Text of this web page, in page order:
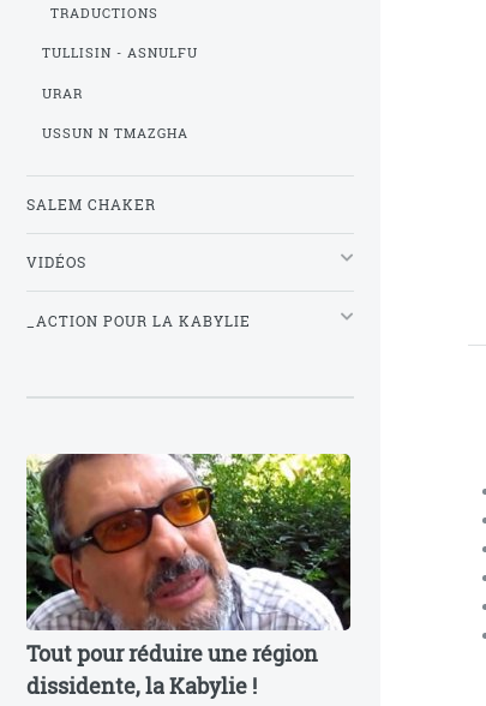
TRADUCTIONS
TULLISIN - ASNULFU
URAR
USSUN N TMAZGHA
SALEM CHAKER
VIDÉOS
_ACTION POUR LA KABYLIE
Tout pour réduire une région
dissidente, la Kabylie !